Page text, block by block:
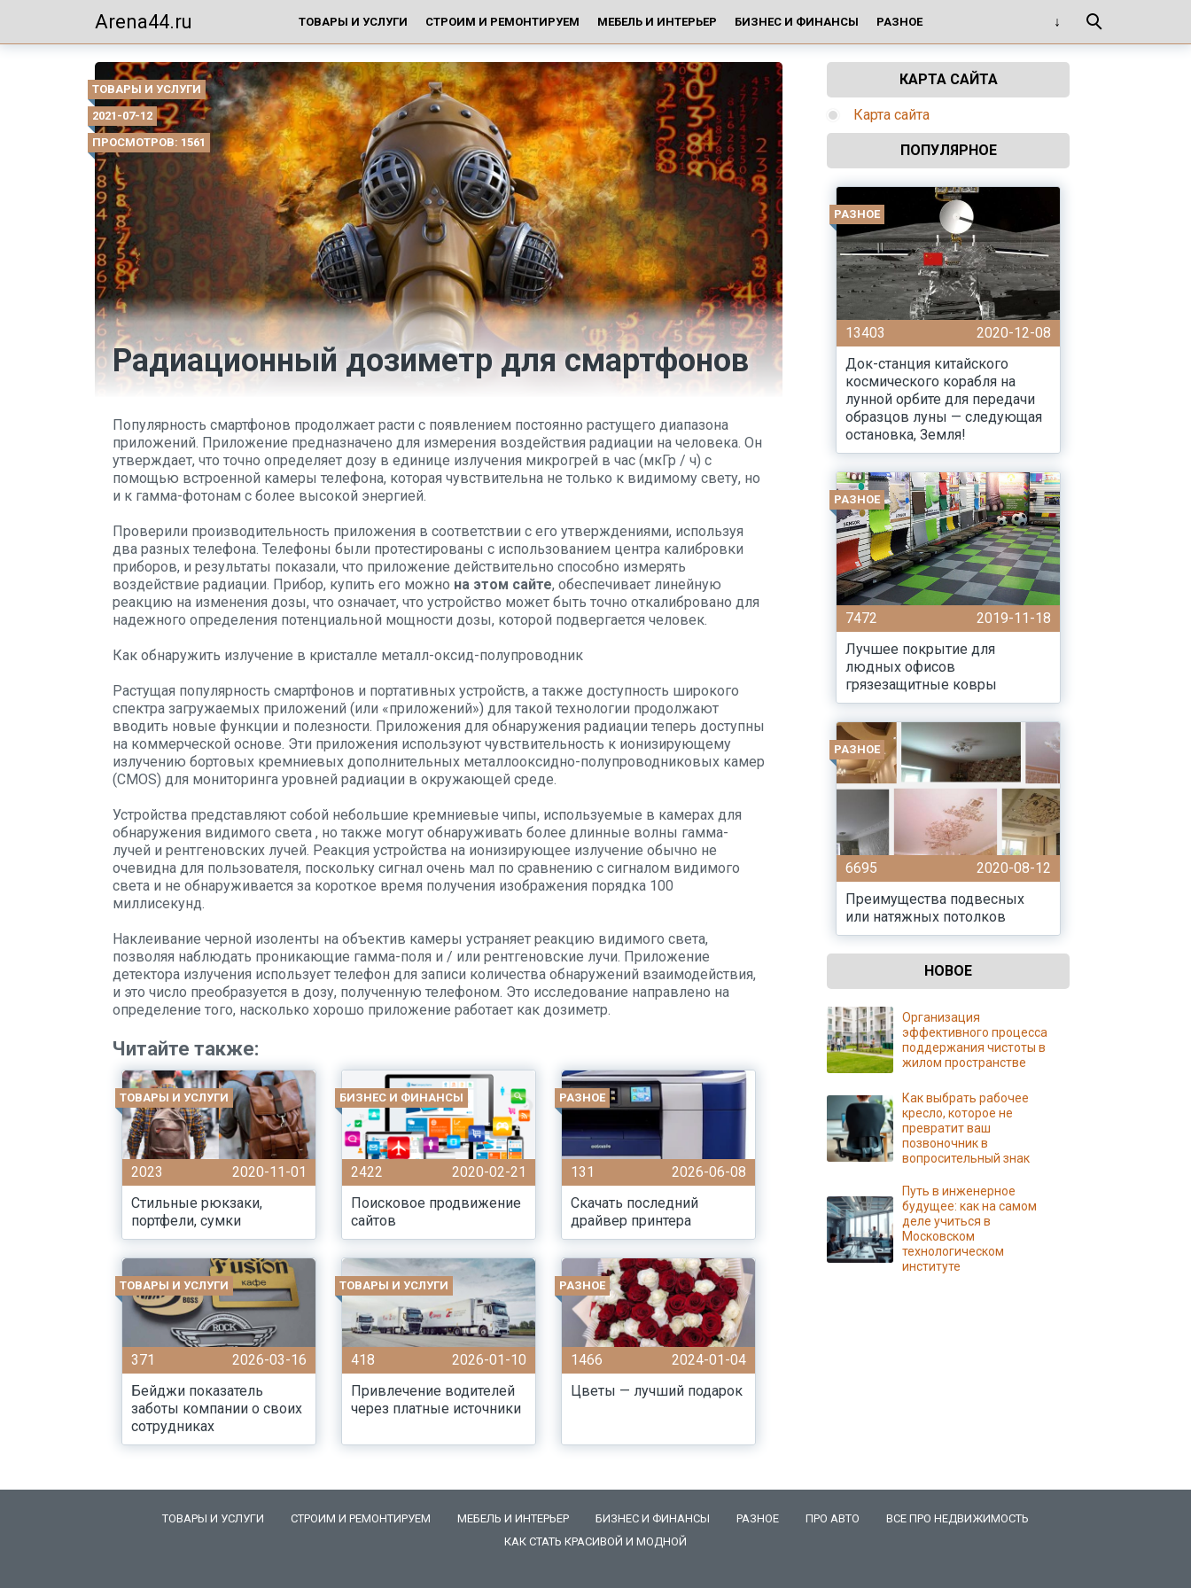
Arena44.ru ТОВАРЫ И УСЛУГИ СТРОИМ И РЕМОНТИРУЕМ МЕБЕЛЬ И ИНТЕРЬЕР БИЗНЕС И ФИНАНСЫ РАЗНОЕ
ТОВАРЫ И УСЛУГИ
2021-07-12
ПРОСМОТРОВ: 1561
Радиационный дозиметр для смартфонов
Популярность смартфонов продолжает расти с появлением постоянно растущего диапазона
приложений. Приложение предназначено для измерения воздействия радиации на человека. Он
утверждает, что точно определяет дозу в единице излучения микрогрей в час (мкГр / ч) с
помощью встроенной камеры телефона, которая чувствительна не только к видимому свету, но
и к гамма-фотонам с более высокой энергией.
Проверили производительность приложения в соответствии с его утверждениями, используя
два разных телефона. Телефоны были протестированы с использованием центра калибровки
приборов, и результаты показали, что приложение действительно способно измерять
воздействие радиации. Прибор, купить его можно на этом сайте, обеспечивает линейную
реакцию на изменения дозы, что означает, что устройство может быть точно откалибровано для
надежного определения потенциальной мощности дозы, которой подвергается человек.
Как обнаружить излучение в кристалле металл-оксид-полупроводник
Растущая популярность смартфонов и портативных устройств, а также доступность широкого
спектра загружаемых приложений (или «приложений») для такой технологии продолжают
вводить новые функции и полезности. Приложения для обнаружения радиации теперь доступны
на коммерческой основе. Эти приложения используют чувствительность к ионизирующему
излучению бортовых кремниевых дополнительных металлооксидно-полупроводниковых камер
(CMOS) для мониторинга уровней радиации в окружающей среде.
Устройства представляют собой небольшие кремниевые чипы, используемые в камерах для
обнаружения видимого света , но также могут обнаруживать более длинные волны гамма-
лучей и рентгеновских лучей. Реакция устройства на ионизирующее излучение обычно не
очевидна для пользователя, поскольку сигнал очень мал по сравнению с сигналом видимого
света и не обнаруживается за короткое время получения изображения порядка 100
миллисекунд.
Наклеивание черной изоленты на объектив камеры устраняет реакцию видимого света,
позволяя наблюдать проникающие гамма-поля и / или рентгеновские лучи. Приложение
детектора излучения использует телефон для записи количества обнаружений взаимодействия,
и это число преобразуется в дозу, полученную телефоном. Это исследование направлено на
определение того, насколько хорошо приложение работает как дозиметр.
Читайте также:
ТОВАРЫ И УСЛУГИ
2023
2020-11-01
Стильные рюкзаки,
портфели, сумки
БИЗНЕС И ФИНАНСЫ
2422
2020-02-21
Поисковое продвижение
сайтов
РАЗНОЕ
131
2026-06-08
Скачать последний
драйвер принтера
ТОВАРЫ И УСЛУГИ
371
2026-03-16
Бейджи показатель
заботы компании о своих
сотрудниках
ТОВАРЫ И УСЛУГИ
418
2026-01-10
Привлечение водителей
через платные источники
РАЗНОЕ
1466
2024-01-04
Цветы — лучший подарок
КАРТА САЙТА
Карта сайта
ПОПУЛЯРНОЕ
РАЗНОЕ
13403
2020-12-08
Док-станция китайского
космического корабля на
лунной орбите для передачи
образцов луны — следующая
остановка, Земля!
РАЗНОЕ
7472
2019-11-18
Лучшее покрытие для
людных офисов
грязезащитные ковры
РАЗНОЕ
6695
2020-08-12
Преимущества подвесных
или натяжных потолков
НОВОЕ
Организация
эффективного процесса
поддержания чистоты в
жилом пространстве
Как выбрать рабочее
кресло, которое не
превратит ваш
позвоночник в
вопросительный знак
Путь в инженерное
будущее: как на самом
деле учиться в
Московском
технологическом
институте
ТОВАРЫ И УСЛУГИ СТРОИМ И РЕМОНТИРУЕМ МЕБЕЛЬ И ИНТЕРЬЕР БИЗНЕС И ФИНАНСЫ РАЗНОЕ ПРО АВТО
ВСЕ ПРО НЕДВИЖИМОСТЬ
КАК СТАТЬ КРАСИВОЙ И МОДНОЙ